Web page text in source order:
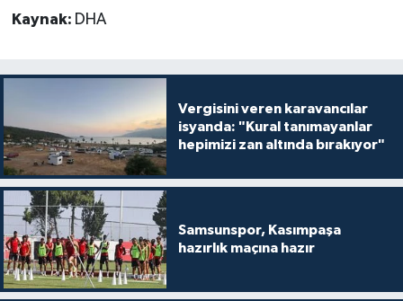
Kaynak: DHA
Vergisini veren karavancılar
isyanda: "Kural tanımayanlar
hepimizi zan altında bırakıyor"
Samsunspor, Kasımpaşa
hazırlık maçına hazır